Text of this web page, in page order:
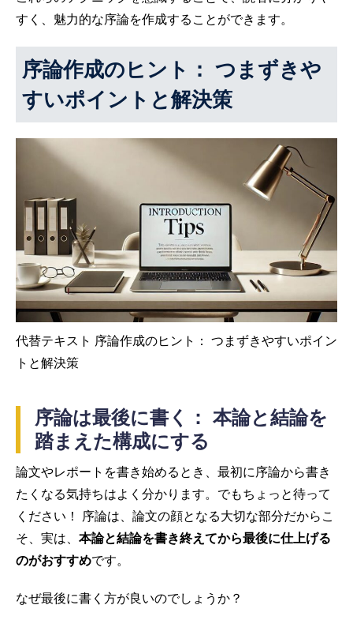
すく、魅力的な序論を作成することができます。
序論作成のヒント： つまずきや
すいポイントと解決策
代替テキスト 序論作成のヒント： つまずきやすいポイン
トと解決策
序論は最後に書く： 本論と結論を
踏まえた構成にする
論文やレポートを書き始めるとき、最初に序論から書き
たくなる気持ちはよく分かります。でもちょっと待って
ください！ 序論は、論文の顔となる大切な部分だからこ
そ、実は、 本論と結論を書き終えてから最後に仕上げる
のがおすすめです。
なぜ最後に書く方が良いのでしょうか？